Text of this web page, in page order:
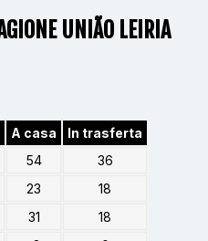
UNIÃO LEIRIA
A casa
In trasferta
54
36
23
18
31
18